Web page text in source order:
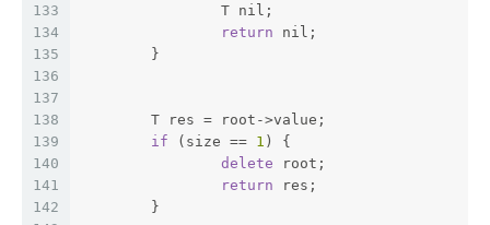
133
134
135
136
137
138
139
140
141
142
		T nil;
return nil;
	}
	T res = root->value;
if (size == 1 ) {
delete root;
return res;
	}